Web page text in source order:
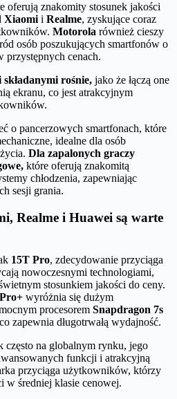
oferują znakomity stosunek jakości
Xiaomi i Realme, zyskujące coraz
Motorola również cieszy
osób poszukujących smartfonów o
przystępnych cenach.
rośnie, jako że łączą one
ekranu, co jest atrakcyjnym
o pancerzowych smartfonach, które
idealne dla osób
Dla zapalonych graczy
które oferują znakomitą
chłodzenia, zapewniając
sesji grania.
Realme i Huawei są warte
15T Pro, zdecydowanie przyciąga
nowoczesnymi technologiami,
stosunkiem jakości do ceny.
wyróżnia się dużym
procesorem Snapdragon 7s
zapewnia długotrwałą wydajność.
często na globalnym rynku, jego
funkcji i atrakcyjną
przyciąga użytkowników, którzy
w średniej klasie cenowej.